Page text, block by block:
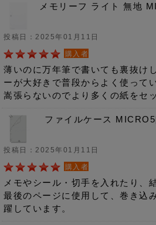
メモリーフ ライト 無地
投稿日：2025年01月11日
購入者
薄いのに万年筆で書いても裏抜け
ーが大好きで普段からよく使って
嵩張らないのでより多くの紙をセ
ファイルケース
投稿日：2025年01月11日
購入者
メモやシール・切手を入れたり、
最後のページに使用して、巻き込
躍しています。